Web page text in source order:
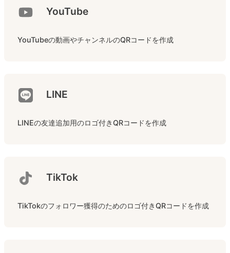
YouTube
YouTubeの動画やチャンネルのQRコードを作成
LINE
LINEの友達追加用のロゴ付きQRコードを作成
TikTok
TikTokのフォロワー獲得のためのロゴ付きQRコードを作成